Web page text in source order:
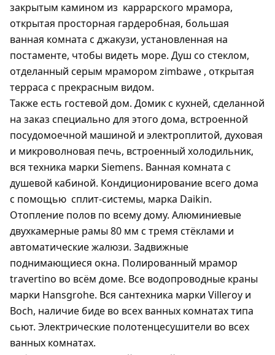
закрытым камином из каррарского мрамора,
открытая просторная гардеробная, большая
ванная комната с джакузи, установленная на
постаменте, чтобы видеть море. Душ со стеклом,
отделанный серым мрамором zimbawe , открытая
терраса с прекрасным видом.
Также есть гостевой дом. Домик с кухней, сделанной
на заказ специально для этого дома, встроенной
посудомоечной машиной и электроплитой, духовая
и микроволновая печь, встроенный холодильник,
вся техника марки Siemens. Ванная комната с
душевой кабиной. Кондиционирование всего дома
с помощью сплит-системы, марка Daikin.
Отопление полов по всему дому. Алюминиевые
двухкамерные рамы 80 мм с тремя стёклами и
автоматические жалюзи. Задвижные
поднимающиеся окна. Полированный мрамор
travertino во всём доме. Все водопроводные краны
марки Hansgrohe. Вся сантехника марки Villeroy и
Boch, наличие биде во всех ванных комнатах типа
сьют. Электрические полотенцесушители во всех
ванных комнатах.